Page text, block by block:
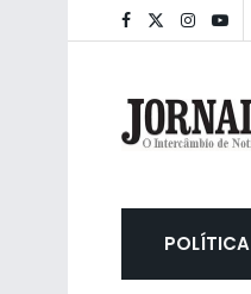
POLÍTICA